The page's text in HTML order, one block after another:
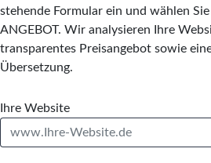
stehende Formular ein und wählen Sie
ANGEBOT. Wir analysieren Ihre
transparentes Preisangebot sowie
Übersetzung.
Ihre Website